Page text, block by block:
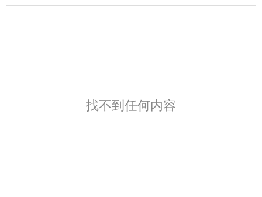
找不到任何内容